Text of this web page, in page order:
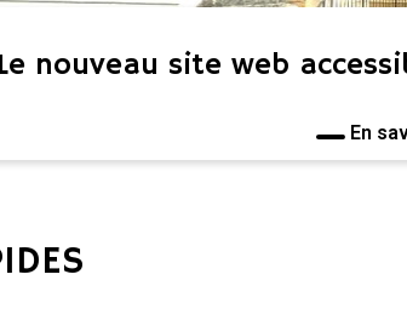
Le nouveau site web
En